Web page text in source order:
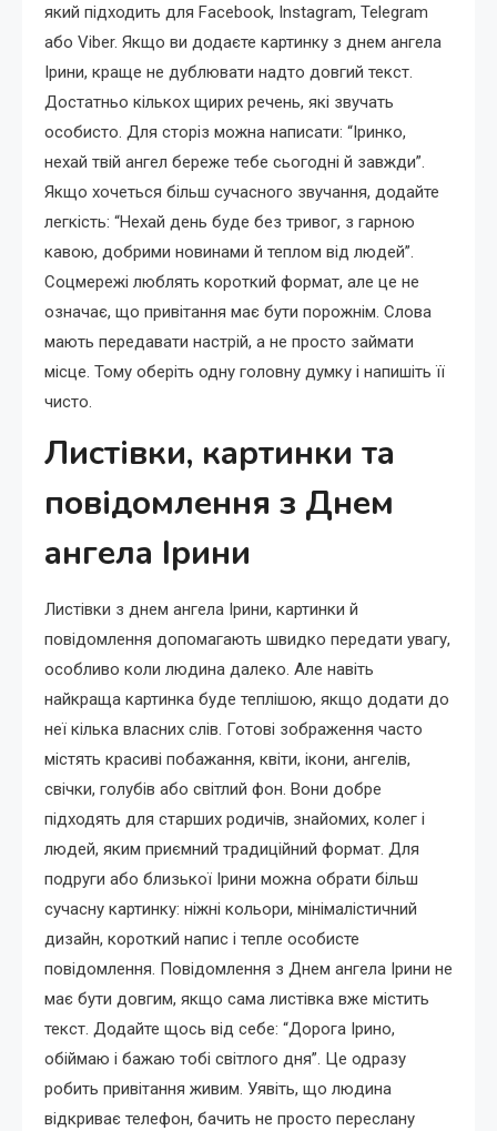
який підходить для Facebook, Instagram, Telegram
або Viber. Якщо ви додаєте картинку з днем ангела
Ірини, краще не дублювати надто довгий текст.
Достатньо кількох щирих речень, які звучать
особисто. Для сторіз можна написати: “Іринко,
нехай твій ангел береже тебе сьогодні й завжди”.
Якщо хочеться більш сучасного звучання, додайте
легкість: “Нехай день буде без тривог, з гарною
кавою, добрими новинами й теплом від людей”.
Соцмережі люблять короткий формат, але це не
означає, що привітання має бути порожнім. Слова
мають передавати настрій, а не просто займати
місце. Тому оберіть одну головну думку і напишіть її
чисто.
Листівки, картинки та
повідомлення з Днем
ангела Ірини
Листівки з днем ангела Ірини, картинки й
повідомлення допомагають швидко передати увагу,
особливо коли людина далеко. Але навіть
найкраща картинка буде теплішою, якщо додати до
неї кілька власних слів. Готові зображення часто
містять красиві побажання, квіти, ікони, ангелів,
свічки, голубів або світлий фон. Вони добре
підходять для старших родичів, знайомих, колег і
людей, яким приємний традиційний формат. Для
подруги або близької Ірини можна обрати більш
сучасну картинку: ніжні кольори, мінімалістичний
дизайн, короткий напис і тепле особисте
повідомлення. Повідомлення з Днем ангела Ірини не
має бути довгим, якщо сама листівка вже містить
текст. Додайте щось від себе: “Дорога Ірино,
обіймаю і бажаю тобі світлого дня”. Це одразу
робить привітання живим. Уявіть, що людина
відкриває телефон, бачить не просто переслану